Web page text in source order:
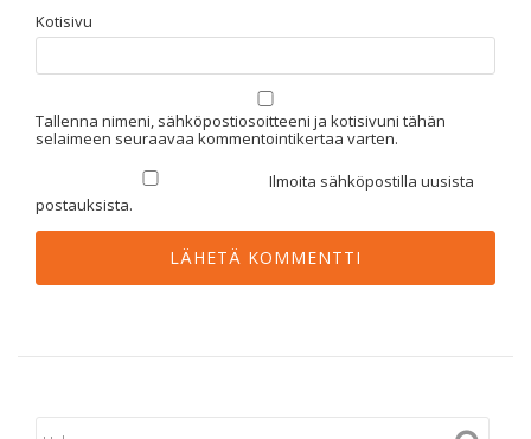
Kotisivu
Tallenna nimeni, sähköpostiosoitteeni ja kotisivuni tähän
selaimeen seuraavaa kommentointikertaa varten.
Ilmoita sähköpostilla uusista
postauksista.